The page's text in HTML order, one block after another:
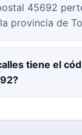
45692
provincia de
tiene el